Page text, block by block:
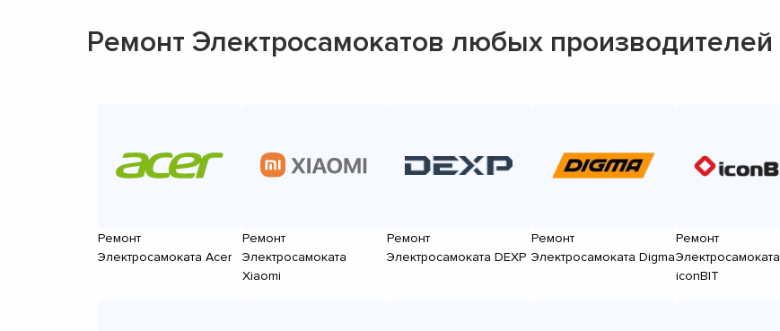
Ремонт Электросамокатов любых производителей
Ремонт
Электросамоката Acer
Ремонт
Электросамоката
Xiaomi
Ремонт
Электросамоката DEXP
Ремонт
Электросамоката Digma
Ремонт
Электросамоката
iconBIT